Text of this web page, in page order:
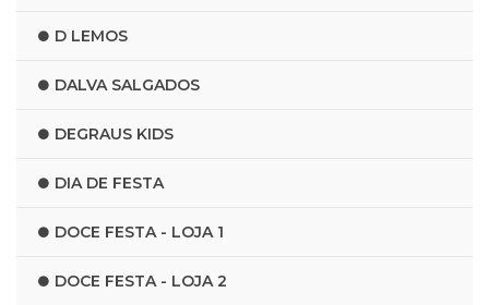
D LEMOS
DALVA SALGADOS
DEGRAUS KIDS
DIA DE FESTA
DOCE FESTA - LOJA 1
DOCE FESTA - LOJA 2